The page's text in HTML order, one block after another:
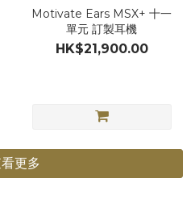
Motivate Ears MSX+ 十一
單元 訂製耳機
HK$21,900.00
更多